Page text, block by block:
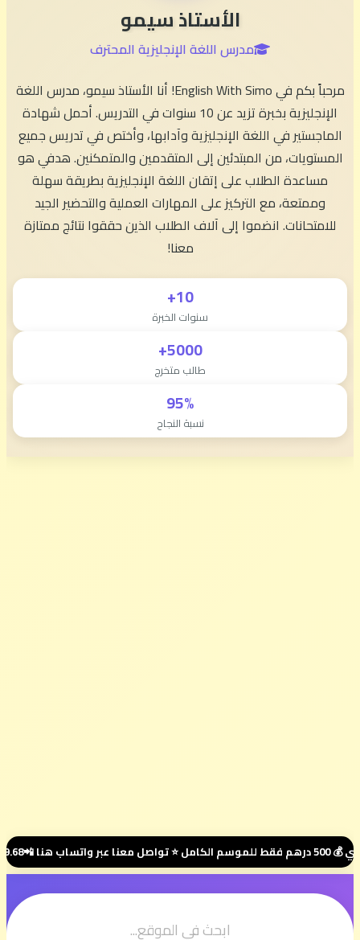
الأستاذ سيمو
مدرس اللغة الإنجليزية المحترف
مرحباً بكم في English With Simo! أنا الأستاذ سيمو، مدرس اللغة
الإنجليزية بخبرة تزيد عن 10 سنوات في التدريس. أحمل شهادة
الماجستير في اللغة الإنجليزية وآدابها، وأختص في تدريس جميع
المستويات، من المبتدئين إلى المتقدمين والمتمكنين. هدفي هو
مساعدة الطلاب على إتقان اللغة الإنجليزية بطريقة سهلة
وممتعة، مع التركيز على المهارات العملية والتحضير الجيد
للامتحانات. انضموا إلى آلاف الطلاب الذين حققوا نتائج ممتازة
معنا!
10+
سنوات الخبرة
5000+
طالب متخرج
95%
نسبة النجاح